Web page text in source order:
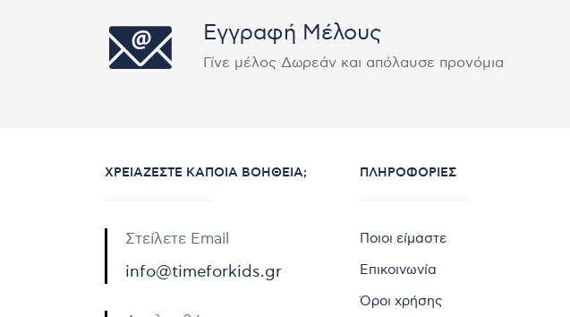
Εγγραφή Μέλους
Γίνε μέλος Δωρεάν και απόλαυσε προνόμια
ΧΡΕΙΆΖΕΣΤΕ ΚΆΠΟΙΑ ΒΟΉΘΕΙΑ;
Στείλετε Email
info@timeforkids.gr
ΠΛΗΡΟΦΟΡΊΕΣ
Ποιοι είμαστε
Επικοινωνία
Όροι χρήσης